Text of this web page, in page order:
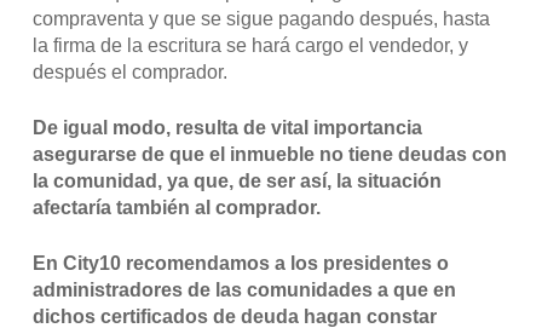
compraventa y que se sigue pagando después, hasta
la firma de la escritura se hará cargo el vendedor, y
después el comprador.
De igual modo, resulta de vital importancia
asegurarse de que el inmueble no tiene deudas con
la comunidad, ya que, de ser así, la situación
afectaría también al comprador.
En City10 recomendamos a los presidentes o
administradores de las comunidades a que en
dichos certificados de deuda hagan constar